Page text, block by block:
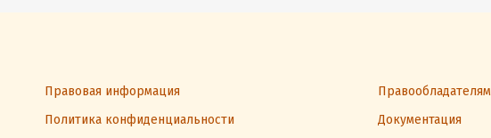
Правовая информация
Правообладателям
Политика конфиденциальности
Документация